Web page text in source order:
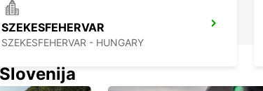
SZEKESFEHERVAR
SZEKESFEHERVAR - HUNGARY